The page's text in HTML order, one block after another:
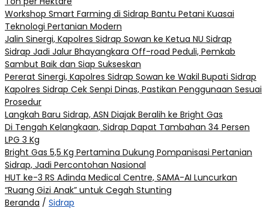
Workshop Smart Farming di Sidrap Bantu Petani Kuasai
Teknologi Pertanian Modern
Jalin Sinergi, Kapolres Sidrap Sowan ke Ketua NU Sidrap
Sidrap Jadi Jalur Bhayangkara Off-road Peduli, Pemkab
Sambut Baik dan Siap Sukseskan
Pererat Sinergi, Kapolres Sidrap Sowan ke Wakil Bupati Sidrap
Kapolres Sidrap Cek Senpi Dinas, Pastikan Penggunaan Sesuai
Prosedur
Langkah Baru Sidrap, ASN Diajak Beralih ke Bright Gas
Di Tengah Kelangkaan, Sidrap Dapat Tambahan 34 Persen
LPG 3 Kg
Bright Gas 5,5 Kg Pertamina Dukung Pompanisasi Pertanian
Sidrap, Jadi Percontohan Nasional
HUT ke-3 RS Adinda Medical Centre, SAMA-AI Luncurkan
“Ruang Gizi Anak” untuk Cegah Stunting
Beranda / Sidrap